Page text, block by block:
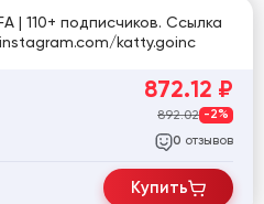
| 110+ подписчиков. Ссылка
katty.goinc
872.12 ₽
892.02 -2%
0 отзывов
Купить